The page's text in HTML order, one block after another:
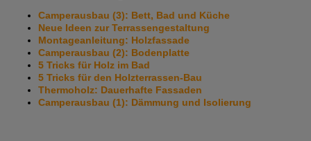
Camperausbau (3): Bett, Bad und Küche
Neue Ideen zur Terrassengestaltung
Montageanleitung: Holzfassade
Camperausbau (2): Bodenplatte
5 Tricks für Holz im Bad
5 Tricks für den Holzterrassen-Bau
Thermoholz: Dauerhafte Fassaden
Camperausbau (1): Dämmung und Isolierung